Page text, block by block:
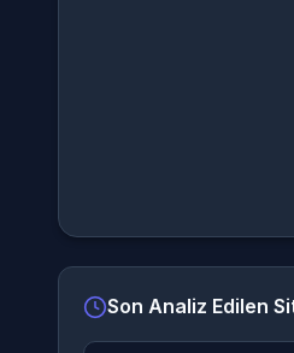
Son Analiz Edilen